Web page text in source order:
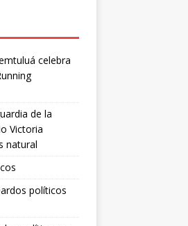
celebra
de la
Victoria
natural
políticos